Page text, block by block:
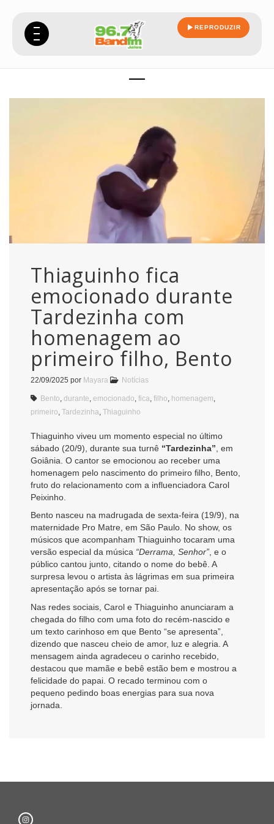
REPRODUZIR
Thiaguinho fica
emocionado durante
Tardezinha com
homenagem ao
primeiro filho, Bento
22/09/2025 por Mayara Notícias
Bento durante emocionado fica filho homenagem
primeiro Tardezinha Thiaguinho
Thiaguinho viveu um momento especial no último
sábado (20/9), durante sua turnê “Tardezinha” , em
Goiânia. O cantor se emocionou ao receber uma
homenagem pelo nascimento do primeiro filho, Bento,
fruto do relacionamento com a influenciadora Carol
Peixinho.
Bento nasceu na madrugada de sexta-feira (19/9), na
maternidade Pro Matre, em São Paulo. No show, os
músicos que acompanham Thiaguinho tocaram uma
versão especial da música “Derrama, Senhor” , e o
público cantou junto, citando o nome do bebê. A
surpresa levou o artista às lágrimas em sua primeira
apresentação após se tornar pai.
Nas redes sociais, Carol e Thiaguinho anunciaram a
chegada do filho com uma foto do recém-nascido e
um texto carinhoso em que Bento “se apresenta”,
dizendo que nasceu cheio de amor, luz e alegria. A
mensagem ainda agradeceu o carinho recebido,
destacou que mamãe e bebê estão bem e mostrou a
felicidade do papai. O recado terminou com o
pequeno pedindo boas energias para sua nova
jornada.